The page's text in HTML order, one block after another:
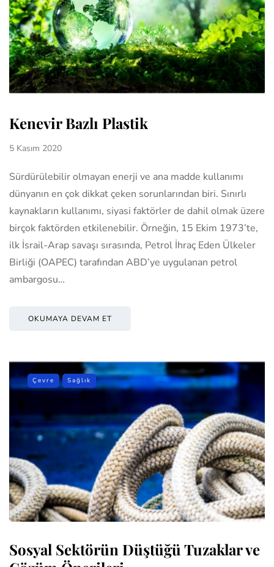
Kenevir Bazlı Plastik
5 Kasım 2020
Sürdürülebilir olmayan enerji ve ana madde kullanımı
dünyanın en çok dikkat çeken sorunlarından biri. Sınırlı
kaynakların kullanımı, siyasi faktörler de dahil olmak üzere
birçok faktörden etkilenebilir. Örneğin, 15 Ekim 1973’te,
ilk İsrail-Arap savaşı sırasında, Petrol İhraç Eden Ülkeler
Birliği (OAPEC) tarafından ABD’ye uygulanan petrol
ambargosu…
OKUMAYA DEVAM ET
Çevre Sağlık
Sosyal Sektörün Düştüğü Tuzaklar ve